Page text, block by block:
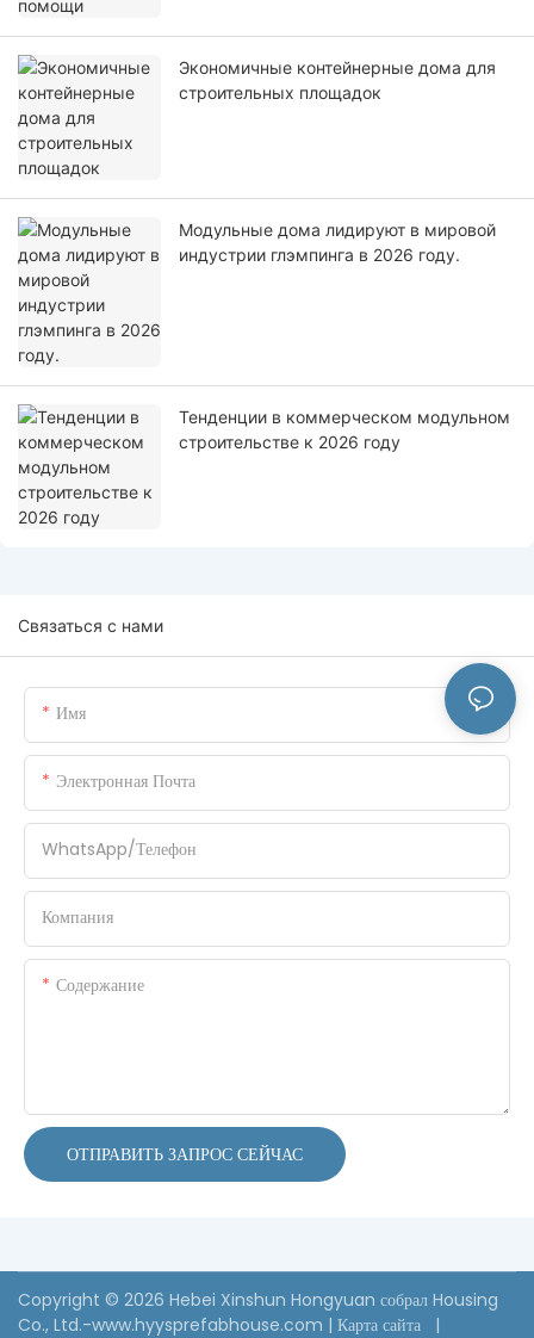
Экономичные контейнерные дома для
строительных площадок
Модульные дома лидируют в мировой
индустрии глэмпинга в 2026 году.
Тенденции в коммерческом модульном
строительстве к 2026 году
Связаться с нами
Имя
Электронная Почта
WhatsApp/Телефон
Компания
Содержание
ОТПРАВИТЬ ЗАПРОС СЕЙЧАС
Copyright © 2026 Hebei Xinshun Hongyuan собрал Housing
Co., Ltd.-www.hyysprefabhouse.com | Карта сайта |